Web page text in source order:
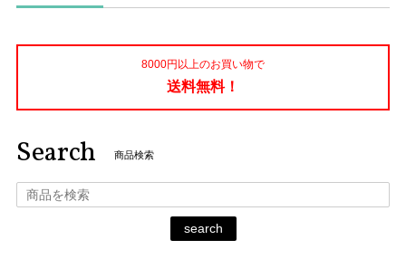
8000円以上のお買い物で
送料無料！
Search 商品検索
search